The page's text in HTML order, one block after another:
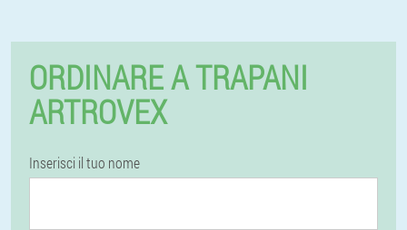
ORDINARE A TRAPANI
ARTROVEX
Inserisci il tuo nome